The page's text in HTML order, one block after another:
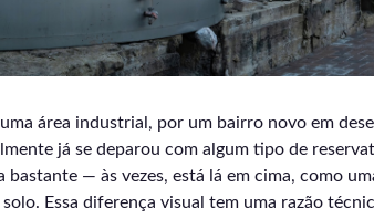
área industrial, por um bairro novo em
já se deparou com algum tipo de
bastante — às vezes, está lá em cima, como
Essa diferença visual tem uma razão